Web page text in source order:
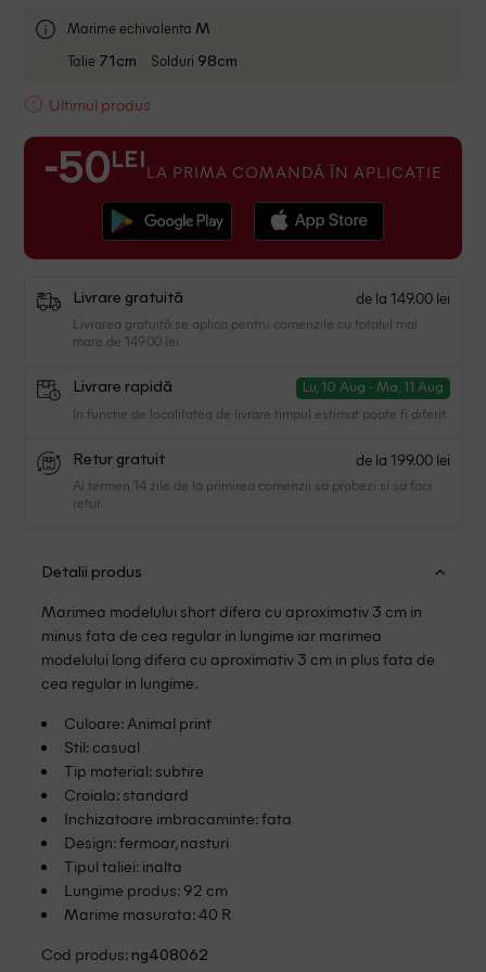
Marime echivalenta M
Talie 71cm Solduri 98cm
Ultimul produs
-50 LEI LA PRIMA COMANDĂ ÎN APLICAȚIE
Livrare gratuită de la 149.00 lei
Livrarea gratuită se aplica pentru comenzile cu totalul mai
mare de 149.00 lei
Livrare rapidă Lu, 10 Aug - Ma, 11 Aug
In functie de localitatea de livrare timpul estimat poate fi diferit.
Retur gratuit de la 199.00 lei
Ai termen 14 zile de la primirea comenzii sa probezi si sa faci
retur.
Detalii produs
Marimea modelului short difera cu aproximativ 3 cm in
minus fata de cea regular in lungime iar marimea
modelului long difera cu aproximativ 3 cm in plus fata de
cea regular in lungime.
Culoare: Animal print
Stil: casual
Tip material: subtire
Croiala: standard
Inchizatoare imbracaminte: fata
Design: fermoar, nasturi
Tipul taliei: inalta
Lungime produs: 92 cm
Marime masurata: 40 R
Cod produs: ng408062